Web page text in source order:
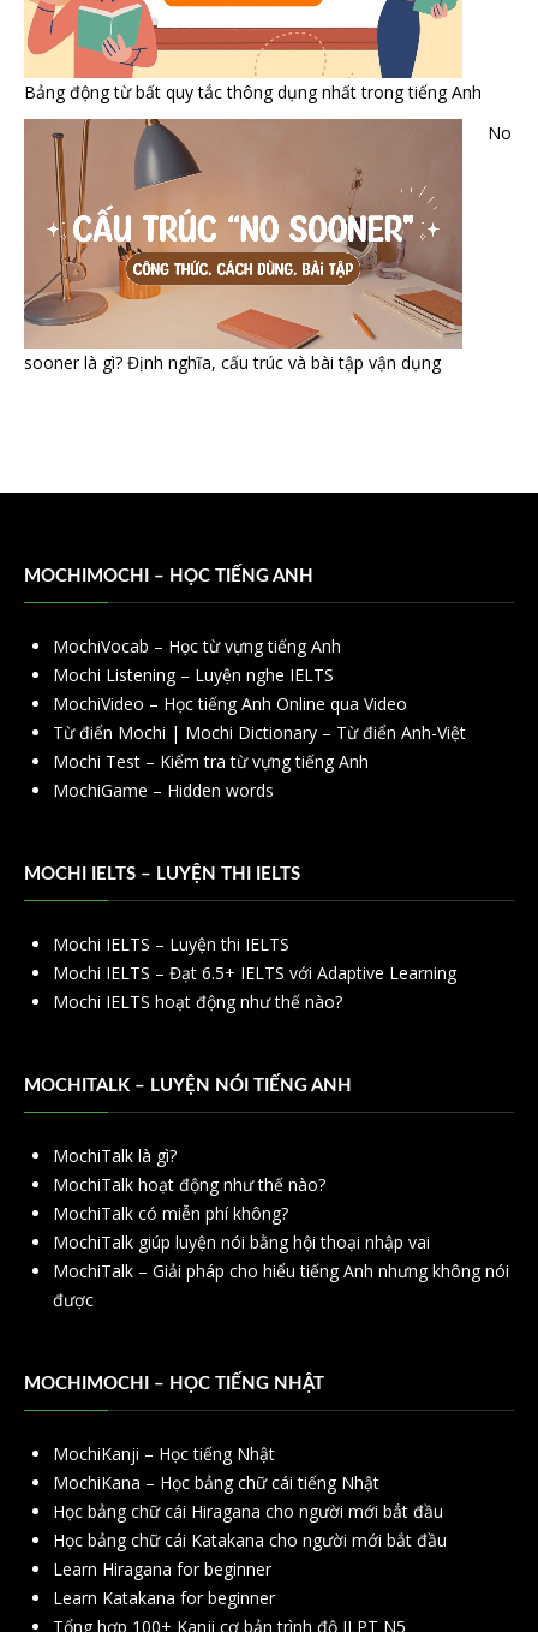
Bảng động từ bất quy tắc thông dụng nhất trong tiếng Anh
No
sooner là gì? Định nghĩa, cấu trúc và bài tập vận dụng
MOCHIMOCHI – HỌC TIẾNG ANH
MochiVocab – Học từ vựng tiếng Anh
Mochi Listening – Luyện nghe IELTS
MochiVideo – Học tiếng Anh Online qua Video
Từ điển Mochi | Mochi Dictionary – Từ điển Anh-Việt
Mochi Test – Kiểm tra từ vựng tiếng Anh
MochiGame – Hidden words
MOCHI IELTS – LUYỆN THI IELTS
Mochi IELTS – Luyện thi IELTS
Mochi IELTS – Đạt 6.5+ IELTS với Adaptive Learning
Mochi IELTS hoạt động như thế nào?
MOCHITALK – LUYỆN NÓI TIẾNG ANH
MochiTalk là gì?
MochiTalk hoạt động như thế nào?
MochiTalk có miễn phí không?
MochiTalk giúp luyện nói bằng hội thoại nhập vai
MochiTalk – Giải pháp cho hiểu tiếng Anh nhưng không nói
được
MOCHIMOCHI – HỌC TIẾNG NHẬT
MochiKanji – Học tiếng Nhật
MochiKana – Học bảng chữ cái tiếng Nhật
Học bảng chữ cái Hiragana cho người mới bắt đầu
Học bảng chữ cái Katakana cho người mới bắt đầu
Learn Hiragana for beginner
Learn Katakana for beginner
Tổng hợp 100+ Kanji cơ bản trình độ JLPT N5